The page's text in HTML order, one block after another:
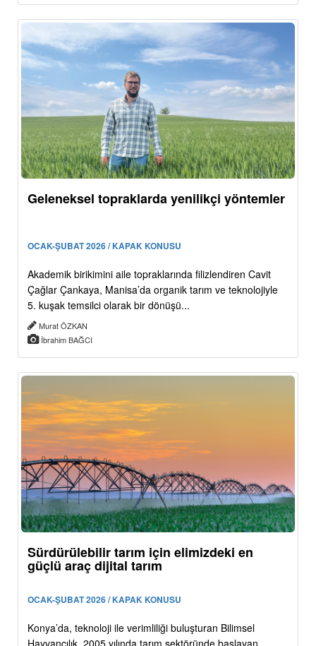
Geleneksel topraklarda yenilikçi yöntemler
OCAK-ŞUBAT 2026 / KAPAK KONUSU
Akademik birikimini aile topraklarında filizlendiren Cavit
Çağlar Çankaya, Manisa’da organik tarım ve teknolojiyle
5. kuşak temsilci olarak bir dönüşü...
Murat ÖZKAN
İbrahim BAĞCI
Sürdürülebilir tarım için elimizdeki en
güçlü araç dijital tarım
OCAK-ŞUBAT 2026 / KAPAK KONUSU
Konya’da, teknoloji ile verimliliği buluşturan Bilimsel
Hayvancılık, 2005 yılında tarım sektöründe başlayan